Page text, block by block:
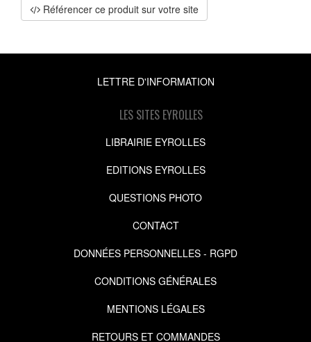
Référencer ce produit sur votre site
LETTRE D'INFORMATION
LES SITES EYROLLES
LIBRAIRIE EYROLLES
EDITIONS EYROLLES
QUESTIONS PHOTO
CONTACT
DONNÉES PERSONNELLES - RGPD
CONDITIONS GÉNÉRALES
MENTIONS LÉGALES
RETOURS ET COMMANDES